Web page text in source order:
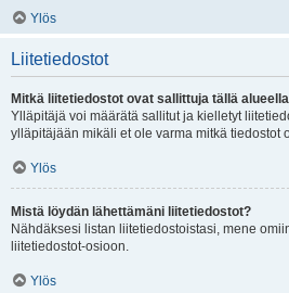
Ylös
Liitetiedostot
Mitkä liitetiedostot ovat sallittuja tällä
Ylläpitäjä voi määrätä sallitut ja kielletyt
ylläpitäjään mikäli et ole varma mitkä tiedostot
Ylös
Mistä löydän lähettämäni liitetiedostot?
Nähdäksesi listan liitetiedostoistasi, mene
liitetiedostot-osioon.
Ylös